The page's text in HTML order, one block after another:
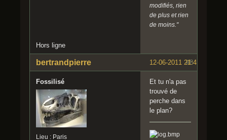
modifiés, rien
de plus et rien
de moins."
Hors ligne
#8
12-06-2011 21:41:08
bertrandpierre
Fossilisé
Lieu : Paris
Et tu n'a pas
trouvé de
perche dans
le plan?